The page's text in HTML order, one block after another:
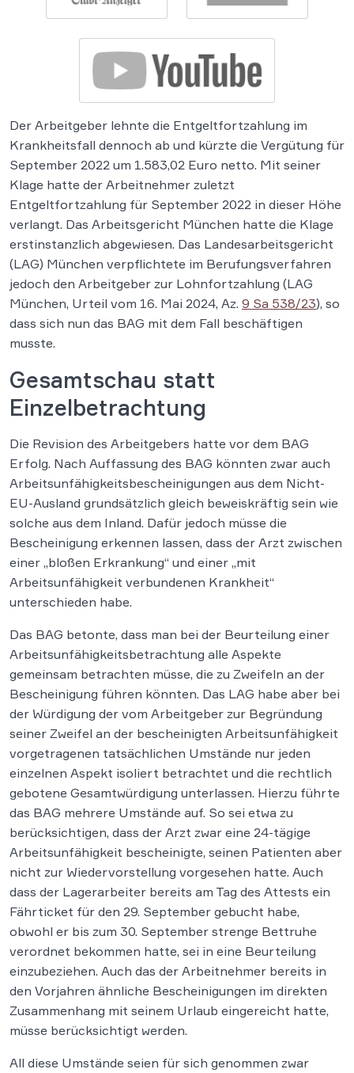
Der Arbeitgeber lehnte die Entgeltfortzahlung im
Krankheitsfall dennoch ab und kürzte die Vergütung für
September 2022 um 1.583,02 Euro netto. Mit seiner
Klage hatte der Arbeitnehmer zuletzt
Entgeltfortzahlung für September 2022 in dieser Höhe
verlangt. Das Arbeitsgericht München hatte die Klage
erstinstanzlich abgewiesen. Das Landesarbeitsgericht
(LAG) München verpflichtete im Berufungsverfahren
jedoch den Arbeitgeber zur Lohnfortzahlung (LAG
München, Urteil vom 16. Mai 2024, Az. 9 Sa 538/23), so
dass sich nun das BAG mit dem Fall beschäftigen
musste.
Gesamtschau statt
Einzelbetrachtung
Die Revision des Arbeitgebers hatte vor dem BAG
Erfolg. Nach Auffassung des BAG könnten zwar auch
Arbeitsunfähigkeitsbescheinigungen aus dem Nicht-
EU-Ausland grundsätzlich gleich beweiskräftig sein wie
solche aus dem Inland. Dafür jedoch müsse die
Bescheinigung erkennen lassen, dass der Arzt zwischen
einer „bloßen Erkrankung“ und einer „mit
Arbeitsunfähigkeit verbundenen Krankheit“
unterschieden habe.
Das BAG betonte, dass man bei der Beurteilung einer
Arbeitsunfähigkeitsbetrachtung alle Aspekte
gemeinsam betrachten müsse, die zu Zweifeln an der
Bescheinigung führen könnten. Das LAG habe aber bei
der Würdigung der vom Arbeitgeber zur Begründung
seiner Zweifel an der bescheinigten Arbeitsunfähigkeit
vorgetragenen tatsächlichen Umstände nur jeden
einzelnen Aspekt isoliert betrachtet und die rechtlich
gebotene Gesamtwürdigung unterlassen. Hierzu führte
das BAG mehrere Umstände auf. So sei etwa zu
berücksichtigen, dass der Arzt zwar eine 24-tägige
Arbeitsunfähigkeit bescheinigte, seinen Patienten aber
nicht zur Wiedervorstellung vorgesehen hatte. Auch
dass der Lagerarbeiter bereits am Tag des Attests ein
Fährticket für den 29. September gebucht habe,
obwohl er bis zum 30. September strenge Bettruhe
verordnet bekommen hatte, sei in eine Beurteilung
einzubeziehen. Auch das der Arbeitnehmer bereits in
den Vorjahren ähnliche Bescheinigungen im direkten
Zusammenhang mit seinem Urlaub eingereicht hatte,
müsse berücksichtigt werden.
All diese Umstände seien für sich genommen zwar